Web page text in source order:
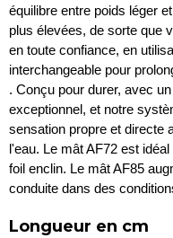
équilibre entre poids léger
plus élevées, de sorte que
en toute confiance, en
interchangeable pour
. Conçu pour durer, avec
exceptionnel, et notre
sensation propre et directe
l'eau. Le mât AF72 est
foil enclin. Le mât AF85
conduite dans des
Longueur en cm